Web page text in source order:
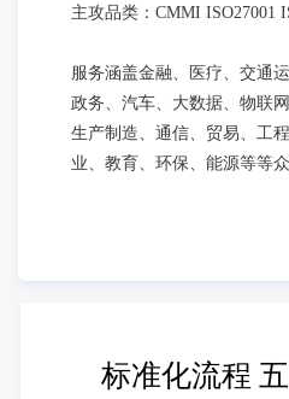
主攻品类：CMMI ISO27001
服务涵盖金融、医疗、交通
政务、汽车、大数据、物联
生产制造、通信、贸易、工
业、教育、环保、能源等等
标准化流程